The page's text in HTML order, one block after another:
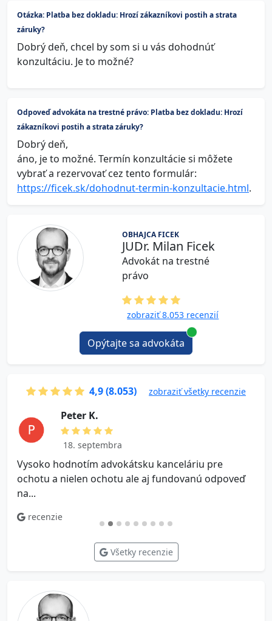
Otázka: Platba bez dokladu: Hrozí zákazníkovi postih a strata
záruky?
Dobrý deň, chcel by som si u vás dohodnúť
konzultáciu. Je to možné?
Odpoveď advokáta na trestné právo: Platba bez dokladu: Hrozí
zákazníkovi postih a strata záruky?
Dobrý deň,
áno, je to možné. Termín konzultácie si môžete
vybrať a rezervovať cez tento formulár:
https://ficek.sk/dohodnut-termin-konzultacie.html.
OBHAJCA FICEK
JUDr. Milan Ficek
Advokát na trestné
právo
zobraziť 8.053 recenzií
Opýtajte sa advokáta
4,9 (8.053) zobraziť všetky recenzie
P e t e r K.
18. septembra
Vysoko hodnotím advokátsku kanceláriu pre
ochotu a nielen ochotu ale aj fundovanú odpoveď
na...
recenzie
Všetky recenzie